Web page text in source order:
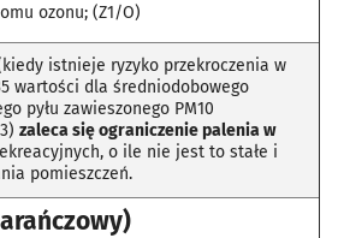
ozonu; (Z1/O)
istnieje ryzyko przekroczenia w
wartości dla średniodobowego
pyłu zawieszonego PM10
zaleca się ograniczenie palenia w
o ile nie jest to stałe i
pomieszczeń.